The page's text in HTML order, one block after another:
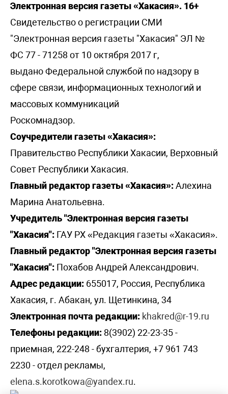
Электронная версия газеты «Хакасия». 16+
Свидетельство о регистрации СМИ
"Электронная версия газеты "Хакасия" ЭЛ №
ФС 77 - 71258 от 10 октября 2017 г,
выдано Федеральной службой по надзору в
сфере связи, информационных технологий и
массовых коммуникаций
Роскомнадзор.
Соучредители газеты «Хакасия»:
Правительство Республики Хакасии, Верховный
Совет Республики Хакасия.
Главный редактор газеты «Хакасия»:Алехина
Марина Анатольевна.
Учредитель "Электронная версия газеты
"Хакасия": ГАУ РХ «Редакция газеты «Хакасия».
Главный редактор "Электронная версия газеты
"Хакасия": Похабов Андрей Александрович.
Адрес редакции: 655017, Россия, Республика
Хакасия, г. Абакан, ул. Щетинкина, 34
Электронная почта редакции: khakred@r-19.ru
Телефоны редакции: 8(3902) 22-23-35 -
приемная, 222-248 - бухгалтерия, +7 961 743
2230 - отдел рекламы,
elena.s.korotkowa@yandex.ru.